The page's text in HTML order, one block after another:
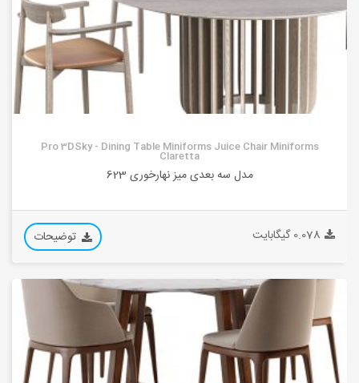
Pro 3DSky - Dining Table Miniforms Juice Chair Miniforms
Claretta
مدل سه بعدی میز نهارخوری 623
0.078 گیگابایت توضیحات